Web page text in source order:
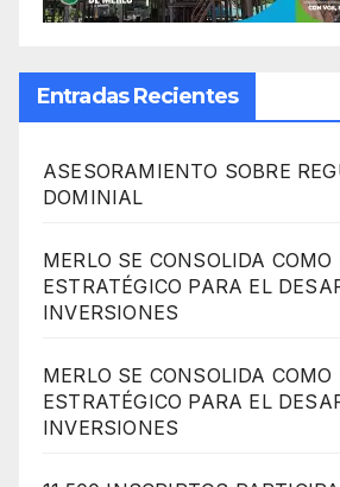
Entradas Recientes
ASESORAMIENTO SOBRE
DOMINIAL
MERLO SE CONSOLIDA
ESTRATÉGICO PARA EL
INVERSIONES
MERLO SE CONSOLIDA
ESTRATÉGICO PARA EL
INVERSIONES